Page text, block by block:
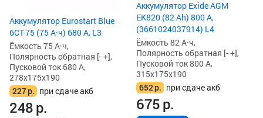
Аккумулятор Eurostart Blue
6CT-75 (75 А·ч) 680 А, L3
Ёмкость 75 А·ч,
Полярность обратная [- +],
Пусковой ток 680 А,
278x175x190
227р. при сдаче акб
248р.
Аккумулятор Exide AGM
EK820 (82 Ah) 800 А,
(3661024037914) L4
Ёмкость 82 А·ч,
Полярность обратная [- +],
Пусковой ток 800 А,
315x175x190
652р. при сдаче акб
675р.